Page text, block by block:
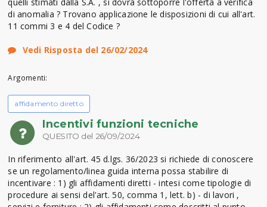
di anomalia ? Trovano applicazione le disposizioni di cui all'art.
11 commi 3 e 4 del Codice ?
Vedi Risposta del 26/02/2024
Argomenti:
affidamento diretto
Incentivi funzioni tecniche
QUESITO del 26/09/2024
In riferimento all'art. 45 d.lgs. 36/2023 si richiede di conoscere
se un regolamento/linea guida interna possa stabilire di
incentivare : 1) gli affidamenti diretti - intesi come tipologie di
procedure ai sensi del'art. 50, comma 1, lett. b) - di lavori ,